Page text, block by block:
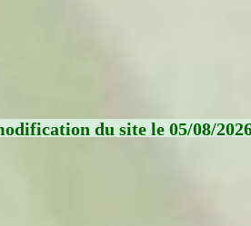
du site le 05/08/